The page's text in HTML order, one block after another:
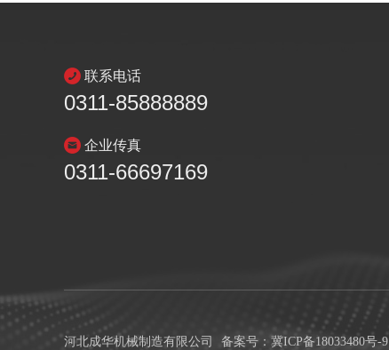
联系电话
0311-85888889
企业传真
0311-66697169
河北成华机械制造有限公司 备案号：冀ICP备18033480号-9